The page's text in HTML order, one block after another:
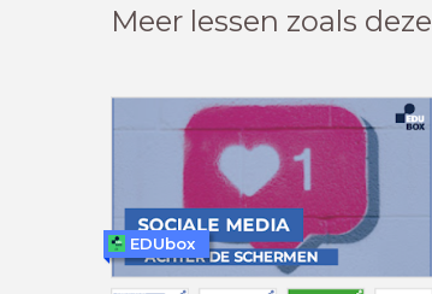
Meer lessen zoals deze
EDUbox